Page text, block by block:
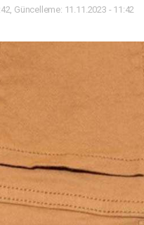
Güncelleme: 11.11.2023 - 11:42